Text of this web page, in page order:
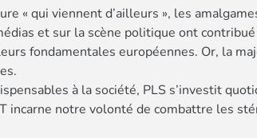
« qui viennent d’ailleurs », les
et sur la scène politique ont contribué
fondamentales européennes. Or, la
à la société, PLS s’investit
notre volonté de combattre les